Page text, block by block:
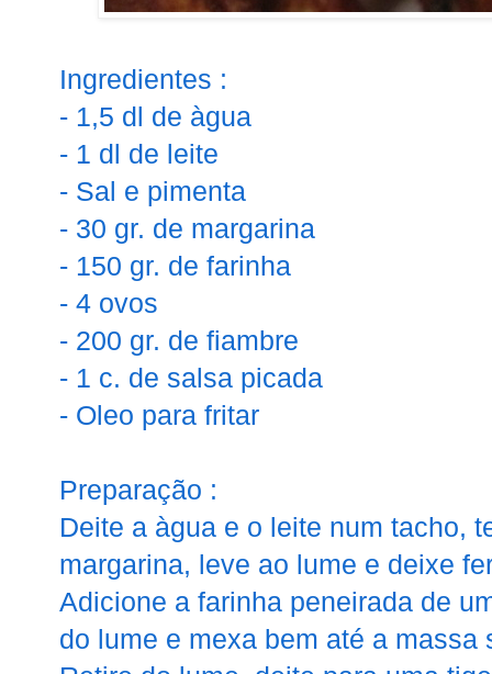
Ingredientes :
- 1,5 dl de àgua
- 1 dl de leite
- Sal e pimenta
- 30 gr. de margarina
- 150 gr. de farinha
- 4 ovos
- 200 gr. de fiambre
- 1 c. de salsa picada
- Oleo para fritar
Preparação :
Deite a àgua e o leite num tacho,
margarina, leve ao lume e deixe
Adicione a farinha peneirada de
do lume e mexa bem até a massa